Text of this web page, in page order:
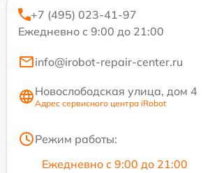
+7 (495) 023-41-97
Ежедневно с 9:00 до 21:00
info@irobot-repair-center.ru
Новослободская улица, дом 4
Адрес сервисного центра iRobot
Режим работы:
Ежедневно с 9:00 до 21:00